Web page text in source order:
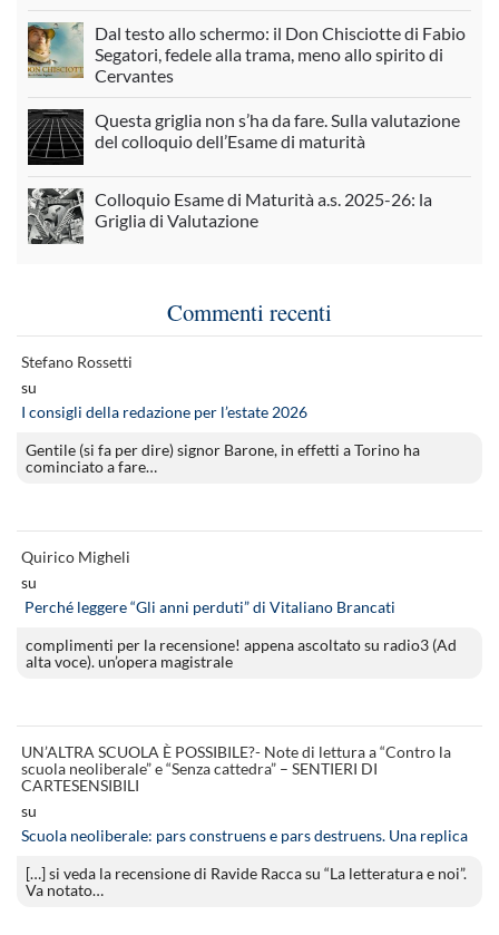
Dal testo allo schermo: il Don Chisciotte di Fabio
Segatori, fedele alla trama, meno allo spirito di
Cervantes
Questa griglia non s’ha da fare. Sulla valutazione
del colloquio dell’Esame di maturità
Colloquio Esame di Maturità a.s. 2025-26: la
Griglia di Valutazione
Commenti recenti
Stefano Rossetti
su
I consigli della redazione per l’estate 2026
Gentile (si fa per dire) signor Barone, in effetti a Torino ha
cominciato a fare…
Quirico Migheli
su
Perché leggere “Gli anni perduti” di Vitaliano Brancati
complimenti per la recensione! appena ascoltato su radio3 (Ad
alta voce). un’opera magistrale
UN’ALTRA SCUOLA È POSSIBILE?- Note di lettura a “Contro la
scuola neoliberale” e “Senza cattedra” – SENTIERI DI
CARTESENSIBILI
su
Scuola neoliberale: pars construens e pars destruens. Una replica
[…] si veda la recensione di Ravide Racca su “La letteratura e noi”.
Va notato…